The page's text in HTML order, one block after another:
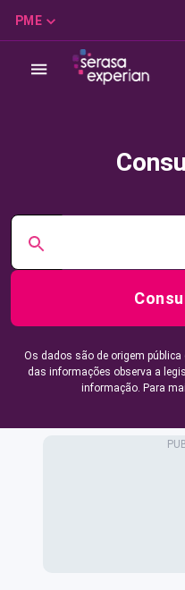
PME
Os dados são de origem
das informações observa a
informação. Para